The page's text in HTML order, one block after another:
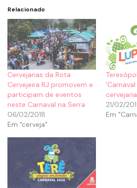
Relacionado
Cervejarias da Rota
Cervejeira RJ promovem e
participam de eventos
neste Carnaval na Serra
06/02/2018
Em "cerveja"
21/02/
Em